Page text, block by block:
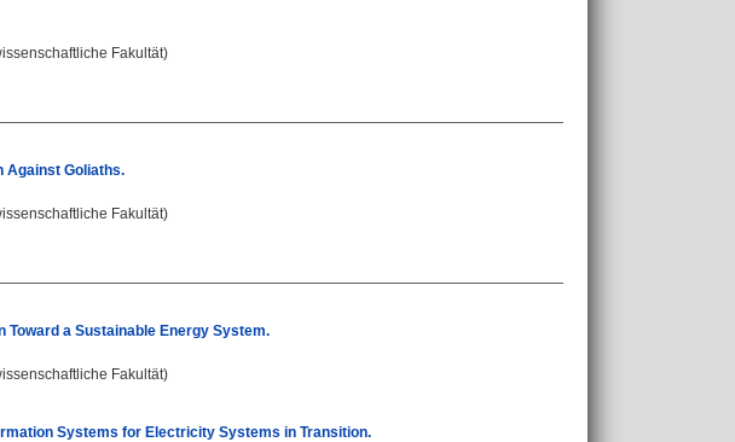
Fakultät)
Against Goliaths.
Fakultät)
a Sustainable Energy System.
Fakultät)
Systems for Electricity Systems in Transition.